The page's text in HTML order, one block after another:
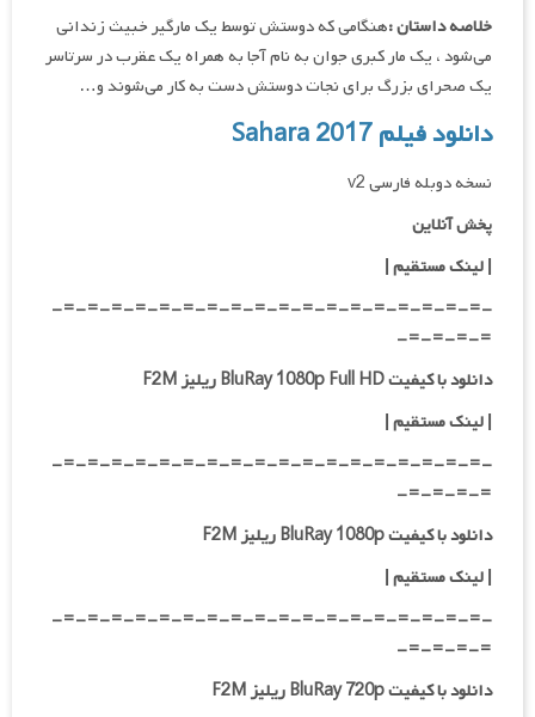
خلاصه داستان :هنگامی که دوستش توسط یک مارگیر خبیث زندانی
می‌شود ، یک مار کبری جوان به نام آجا به همراه یک عقرب در سرتاسر
یک صحرای بزرگ برای نجات دوستش دست به کار می‌شوند و…
دانلود فیلم Sahara 2017
نسخه دوبله فارسی v2
پخش آنلاین
| لینک مستقیم|
-=-=-=-=-=-=-=-=-=-=-=-=-=-=-=-=-=-=-
=-=-=-=-
دانلود با کیفیت BluRay 1080p Full HD ریلیز F2M
|لینک مستقیم|
-=-=-=-=-=-=-=-=-=-=-=-=-=-=-=-=-=-=-
=-=-=-=-
دانلود با کیفیت BluRay 1080p ریلیز F2M
|لینک مستقیم|
-=-=-=-=-=-=-=-=-=-=-=-=-=-=-=-=-=-=-
=-=-=-=-
دانلود با کیفیت BluRay 720p ریلیز F2M